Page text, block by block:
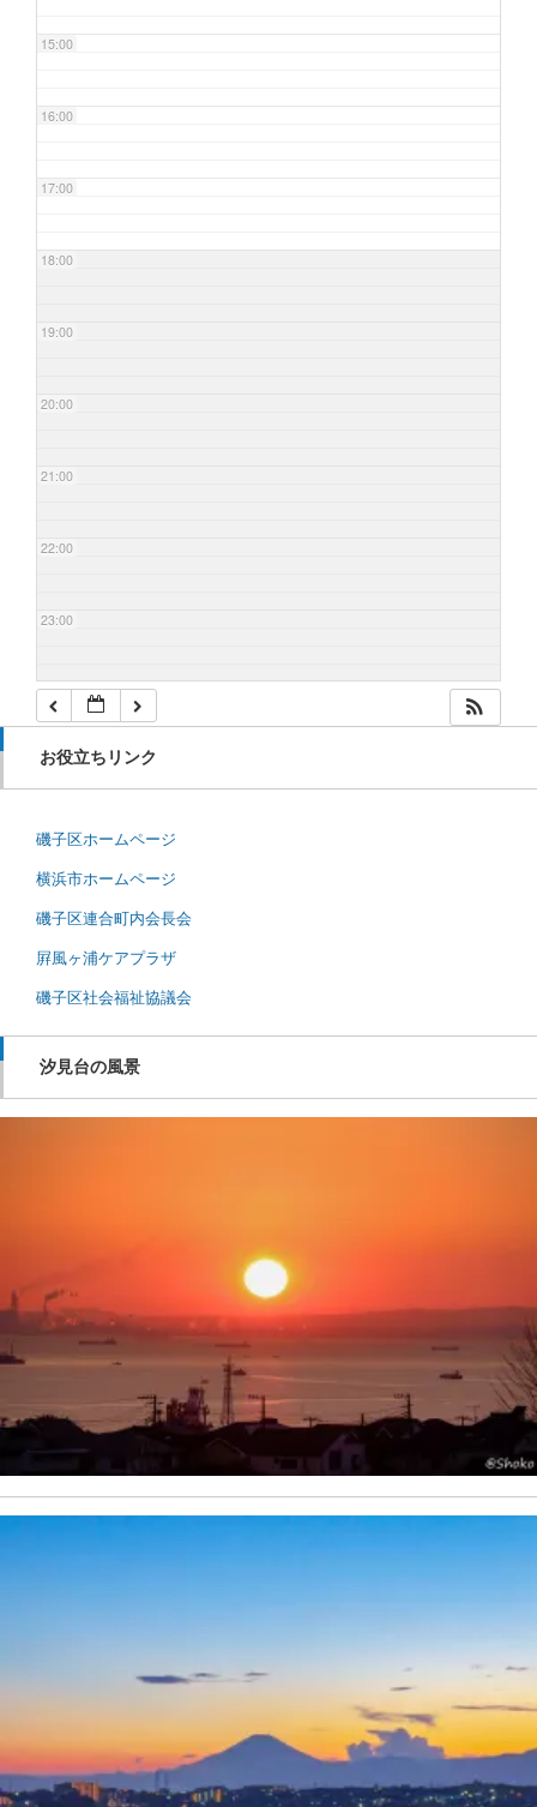
15:00
16:00
17:00
18:00
19:00
20:00
21:00
22:00
23:00
お役立ちリンク
磯子区ホームページ
横浜市ホームページ
磯子区連合町内会長会
屛風ヶ浦ケアプラザ
磯子区社会福祉協議会
汐見台の風景